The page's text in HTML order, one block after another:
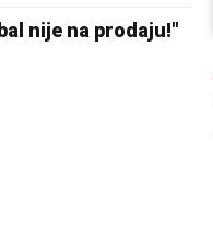
nije na prodaju!"